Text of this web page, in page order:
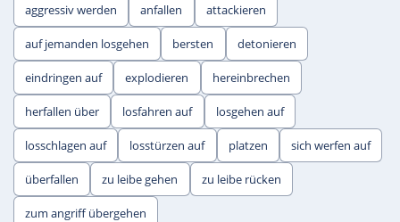
aggressiv werden anfallen attackieren
auf jemanden losgehen bersten detonieren
eindringen auf explodieren hereinbrechen
herfallen über losfahren auf losgehen auf
losschlagen auf losstürzen auf platzen sich werfen auf
überfallen zu leibe gehen zu leibe rücken
zum angriff übergehen